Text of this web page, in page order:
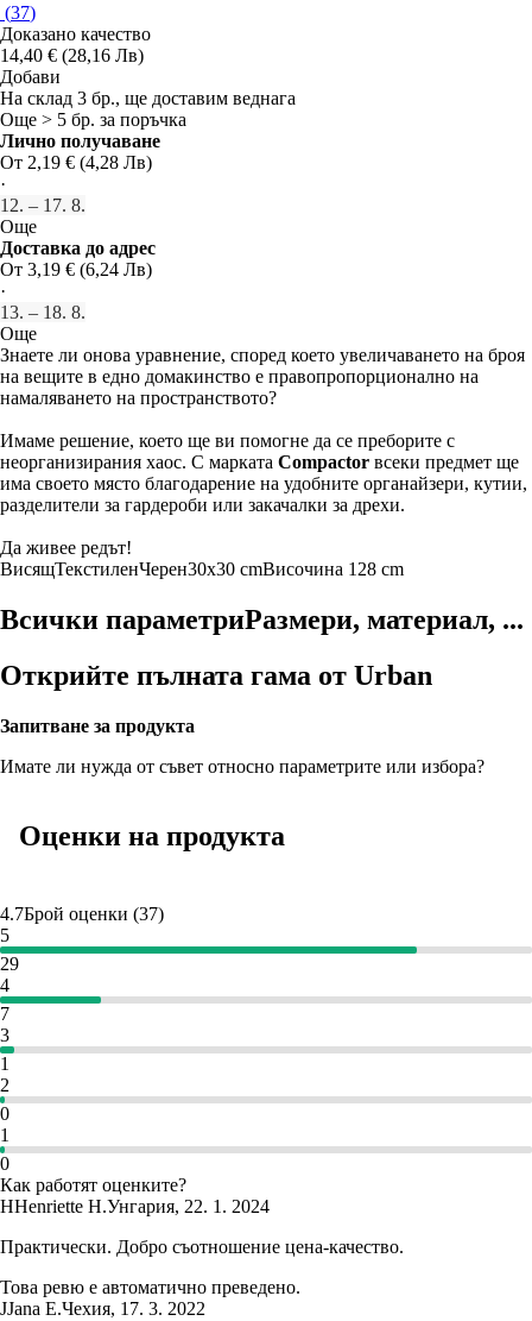
(37)
Доказано качество
14,40 € (28,16 Лв)
Добави
На склад 3 бр., ще доставим веднага
Още > 5 бр. за поръчка
Лично получаване
От 2,19 € (4,28 Лв)
·
12. – 17. 8.
Още
Доставка до адрес
От 3,19 € (6,24 Лв)
·
13. – 18. 8.
Още
Знаете ли онова уравнение, според което увеличаването на броя
на вещите в едно домакинство е правопропорционално на
намаляването на пространството?
Имаме решение, което ще ви помогне да се преборите с
неорганизирания хаос. С марката Compactor всеки предмет ще
има своето място благодарение на удобните органайзери, кутии,
разделители за гардероби или закачалки за дрехи.
Да живее редът!
ВисящТекстиленЧерен30x30 cmВисочина 128 cm
Всички параметриРазмери, материал, ...
Открийте пълната гама от Urban
Запитване за продукта
Имате ли нужда от съвет относно параметрите или избора?
Оценки на продукта
4.7Брой оценки (37)
5
29
4
7
3
1
2
0
1
0
Как работят оценките?
HHenriette H.Унгария, 22. 1. 2024
Практически. Добро съотношение цена-качество.
Това ревю е автоматично преведено.
JJana E.Чехия, 17. 3. 2022